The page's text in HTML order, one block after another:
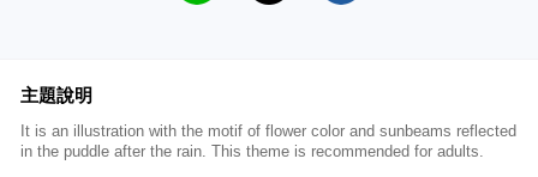
主題說明
It is an illustration with the motif of flower color and sunbeams reflected
in the puddle after the rain. This theme is recommended for adults.